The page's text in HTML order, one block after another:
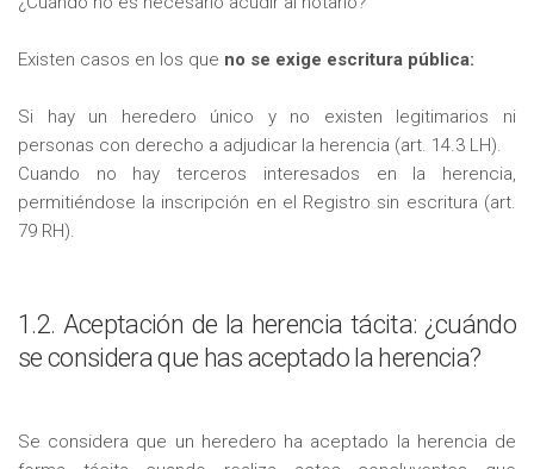
Existen casos en los que no se exige escritura pública:
Si hay un heredero único y no existen legitimarios ni
personas con derecho a adjudicar la herencia (art. 14.3 LH).
Cuando no hay terceros interesados en la herencia,
permitiéndose la inscripción en el Registro sin escritura (art.
79 RH).
1.2. Aceptación de la herencia tácita: ¿cuándo
se considera que has aceptado la herencia?
Se considera que un heredero ha aceptado la herencia de